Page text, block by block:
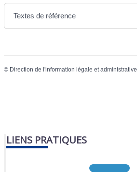
Textes de référence
© Direction de l'information légale et administrative
LIENS PRATIQUES